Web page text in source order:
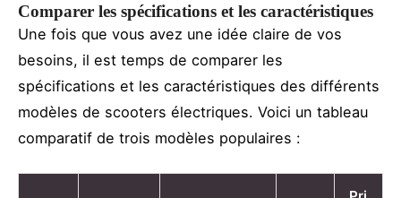
Comparer les spécifications et les caractéristiques
Une fois que vous avez une idée claire de vos
besoins, il est temps de comparer les
spécifications et les caractéristiques des différents
modèles de scooters électriques. Voici un tableau
comparatif de trois modèles populaires :